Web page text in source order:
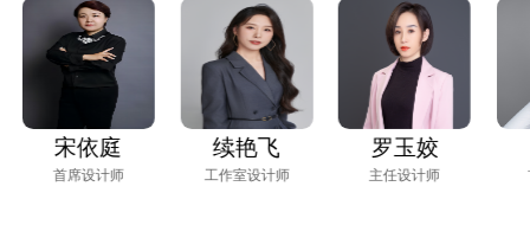
宋依庭
首席设计师
续艳飞
工作室设计师
罗玉姣
主任设计师